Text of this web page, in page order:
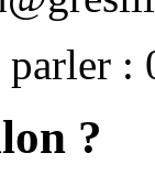
parler :
?